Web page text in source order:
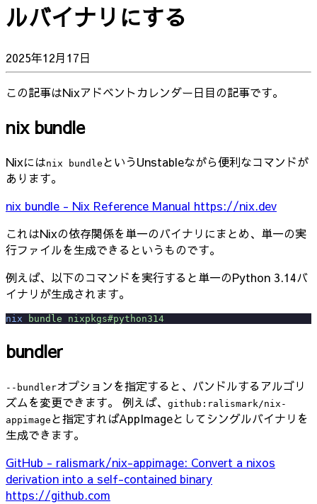
ルバイナリにする
2025年12月17日
この記事はNixアドベントカレンダー日目の記事です。
nix bundle
Nixにはnix bundle というUnstableながら便利なコマンドが
あります。
nix bundle - Nix Reference Manual https://nix.dev
これはNixの依存関係を単一のバイナリにまとめ、単一の実
行ファイルを生成できるというものです。
例えば、以下のコマンドを実行すると単一のPython 3.14バ
イナリが生成されます。
nix bundle nixpkgs#python314
bundler
--bundlerオプションを指定すると、バンドルするアルゴリ
ズムを変更できます。 例えば、
github:ralismark/nix-
appimage と指定すればAppImageとしてシングルバイナリを
生成できます。
GitHub - ralismark/nix-appimage: Convert a nixos
derivation into a self-contained binary
https://github.com